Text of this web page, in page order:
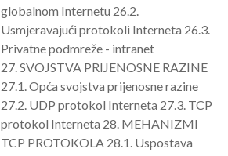
globalnom Internetu 26.2.
Usmjeravajući protokoli Interneta 26.3.
Privatne podmreže - intranet
27. SVOJSTVA PRIJENOSNE RAZINE
27.1. Opća svojstva prijenosne razine
27.2. UDP protokol Interneta 27.3. TCP
protokol Interneta 28. MEHANIZMI
TCP PROTOKOLA 28.1. Uspostava